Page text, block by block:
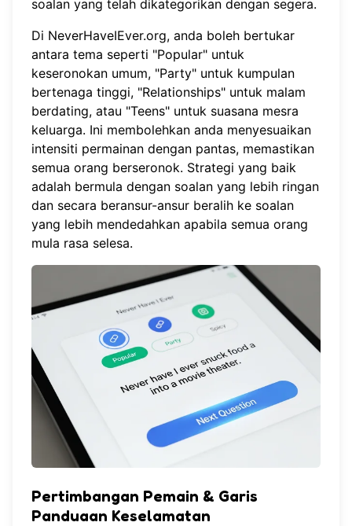
soalan yang telah dikategorikan dengan segera.
Di NeverHaveIEver.org, anda boleh bertukar
antara tema seperti "Popular" untuk
keseronokan umum, "Party" untuk kumpulan
bertenaga tinggi, "Relationships" untuk malam
berdating, atau "Teens" untuk suasana mesra
keluarga. Ini membolehkan anda menyesuaikan
intensiti permainan dengan pantas, memastikan
semua orang berseronok. Strategi yang baik
adalah bermula dengan soalan yang lebih ringan
dan secara beransur-ansur beralih ke soalan
yang lebih mendedahkan apabila semua orang
mula rasa selesa.
Pertimbangan Pemain & Garis
Panduaan Keselamatan